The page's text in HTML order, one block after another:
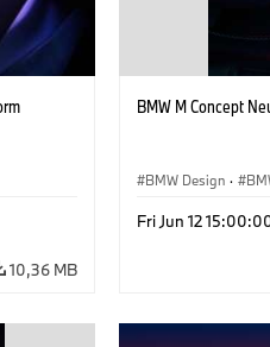
10,36 MB
BMW M Concept
BMW Design ·
Fri Jun 12